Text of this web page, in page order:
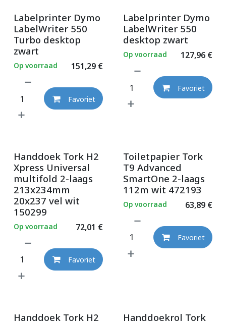
Labelprinter Dymo
LabelWriter 550
Turbo desktop
zwart
151,29€
Op voorraad
Favoriet
Labelprinter Dymo
LabelWriter 550
desktop zwart
127,96€
Op voorraad
Favoriet
Handdoek Tork H2
Xpress Universal
multifold 2-laags
213x234mm
20x237 vel wit
150299
72,01 €
Op voorraad
Favoriet
Toiletpapier Tork
T9 Advanced
SmartOne 2-laags
112m wit 472193
63,89€
Op voorraad
Favoriet
Handdoek Tork H2
Handdoekrol Tork